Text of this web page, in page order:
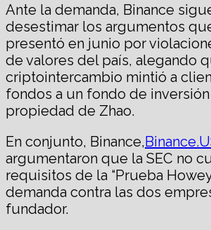
Ante la demanda, Binance
desestimar los argumentos
presentó en junio por
de valores del país, alegando
criptointercambio mintió a
fondos a un fondo de
propiedad de Zhao.
En conjunto, Binance,
argumentaron que la SEC no
requisitos de la “Prueba
demanda contra las dos
fundador.